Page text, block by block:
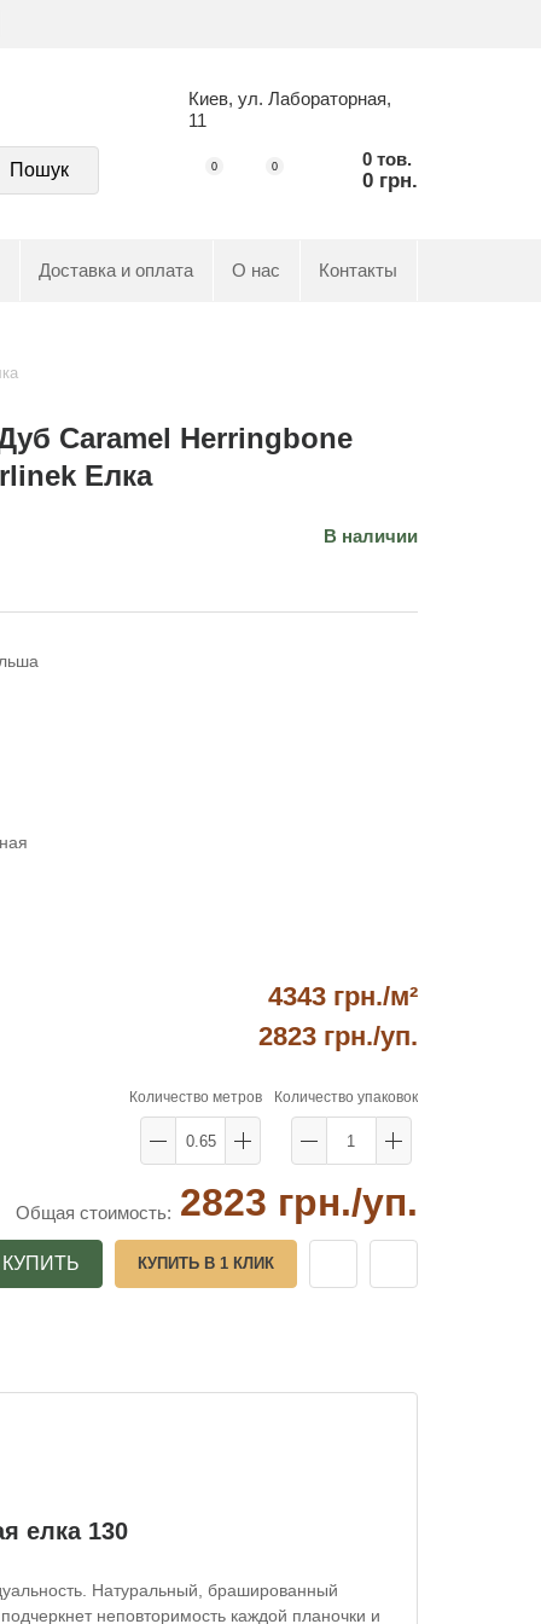
Киев, ул. Лабораторная,
11
Пошук 0 0 0 тов.
0 грн.
Доставка и оплата О нас Контакты
Caramel Herringbone
Елка
В наличии
4343 грн./м²
2823 грн./уп.
Количество метров Количество упаковок
Общая стоимость: 2823 грн./уп.
КУПИТЬ КУПИТЬ В 1 КЛИК
елка 130
Натуральный, брашированный
неповторимость каждой планочки и